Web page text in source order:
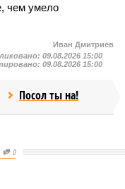
чем умело
Иван Дмитриев
09.08.2026 15:00
09.08.2026 15:00
Посол ты на!
0